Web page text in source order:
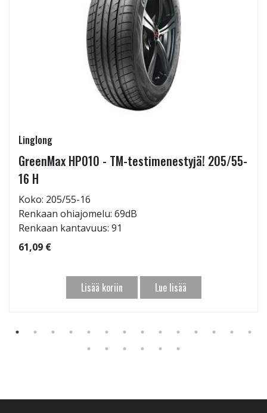
Linglong
GreenMax HP010 - TM-testimenestyjä! 205/55-
16 H
Koko: 205/55-16
Renkaan ohiajomelu: 69dB
Renkaan kantavuus: 91
61,09 €
Lisää koriin Lue lisää